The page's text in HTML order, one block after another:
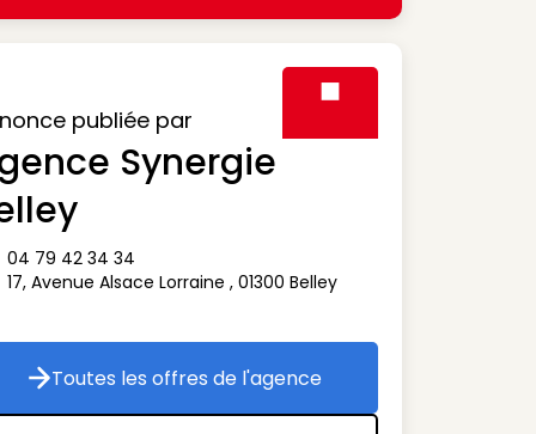
publiée par
Synergie
téléphone
04 79 42 34 34
adresse
17, Avenue Alsace Lorraine , 01300 Belley
Toutes les offres de l'agence
Toutes les offres de l'agence